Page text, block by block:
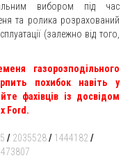
вибором під час
та ролика розрахований
(залежно від того,
газорозподільного
похибок навіть у
фахівців із досвідом
Ford.
/ 2035528/ 1444182 /